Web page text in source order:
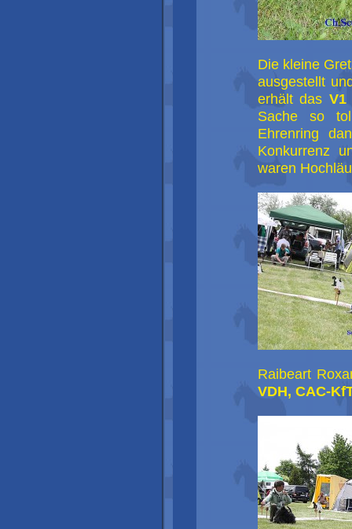
Die kleine
ausgestellt
erhält das V1
Sache so
Ehrenring
Konkurrenz
waren
Raibeart
VDH, CAC-